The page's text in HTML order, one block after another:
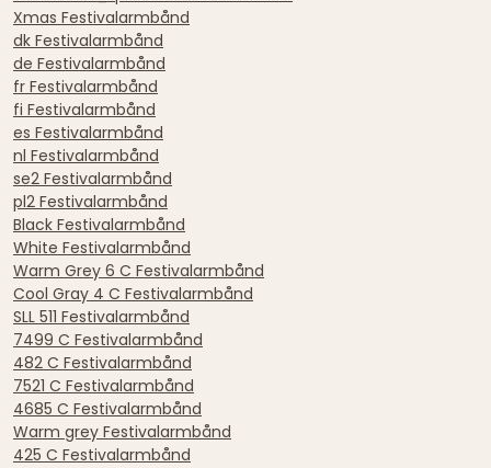
Xmas Festivalarmbånd
dk Festivalarmbånd
de Festivalarmbånd
fr Festivalarmbånd
fi Festivalarmbånd
es Festivalarmbånd
nl Festivalarmbånd
se2 Festivalarmbånd
pl2 Festivalarmbånd
Black Festivalarmbånd
White Festivalarmbånd
Warm Grey 6 C Festivalarmbånd
Cool Gray 4 C Festivalarmbånd
SLL 511 Festivalarmbånd
7499 C Festivalarmbånd
482 C Festivalarmbånd
7521 C Festivalarmbånd
4685 C Festivalarmbånd
Warm grey Festivalarmbånd
425 C Festivalarmbånd